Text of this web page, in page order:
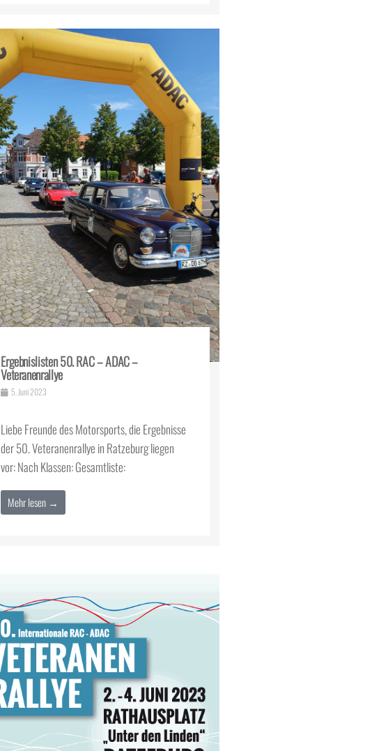
Ergebnislisten 50. RAC – ADAC –
Veteranenrallye
5. Juni 2023
Liebe Freunde des Motorsports, die Ergebnisse
der 50. Veteranenrallye in Ratzeburg liegen
vor: Nach Klassen: Gesamtliste:
Mehr lesen →